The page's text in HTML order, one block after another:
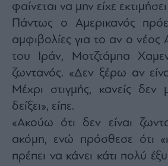
φαίνεται να μην είχε
Πάντως ο Αμερικανός
αμφιβολίες για το αν ο νέος
του Ιράν, Μοτζτάμπα
ζωντανός. «Δεν ξέρω αν
Μέχρι στιγμής, κανείς
δείξει», είπε.
«Ακούω ότι δεν είναι
ακόμη, ενώ πρόσθεσε ότι
πρέπει να κάνει κάτι πολύ